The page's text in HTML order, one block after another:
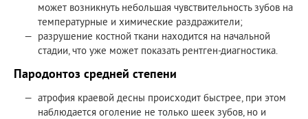
может возникнуть небольшая чувствительность зубов на
температурные и химические раздражители;
разрушение костной ткани находится на начальной
стадии, что уже может показать рентген-диагностика.
Пародонтоз средней степени
атрофия краевой десны происходит быстрее, при этом
наблюдается оголение не только шеек зубов, но и